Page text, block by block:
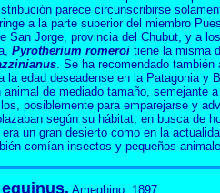
parece circunscribirse
a la parte superior del miembro
San Jorge, provincia del Chubut, y a
Pyrotherium romeroi tiene la misma
. Se ha recomendado
la edad deseadense en la Patagonia y
de mediado tamaño, semejante
posiblemente para emparejarse y
según su hábitat, en busca de
un gran desierto como en la
comían insectos y pequeños
Ameghino, 1897.